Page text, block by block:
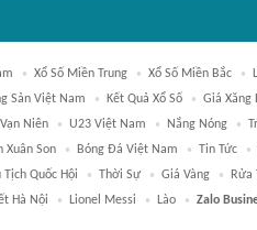
Xổ Số Miền Trung Xổ Số Miền Bắc
Sản Việt Nam
Kết Quả Xổ Số Giá Xăng
Niên U23 Việt Nam Nắng Nóng
Xuân Son Bóng Đá Việt Nam Tin Tức
Tịch Quốc Hội Thời Sự Giá Vàng Rửa
Hà Nội Lionel Messi Lào Zalo